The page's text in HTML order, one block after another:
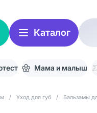
Каталог
Мама и малыш
/ Уход для губ / Бальзамы